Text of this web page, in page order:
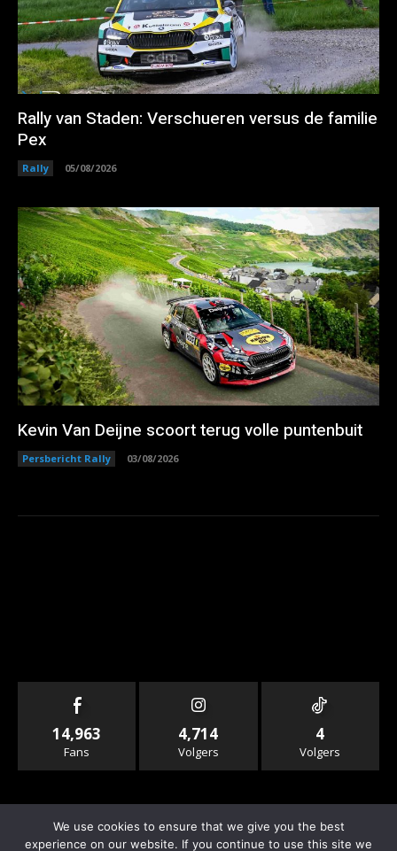
Rally van Staden: Verschueren versus de familie
Pex
Rally 05/08/2026
Kevin Van Deijne scoort terug volle puntenbuit
Persbericht Rally 03/08/2026
14,963
Fans
4,714
Volgers
4
Volgers
We use cookies to ensure that we give you the best
experience on our website. If you continue to use this site we